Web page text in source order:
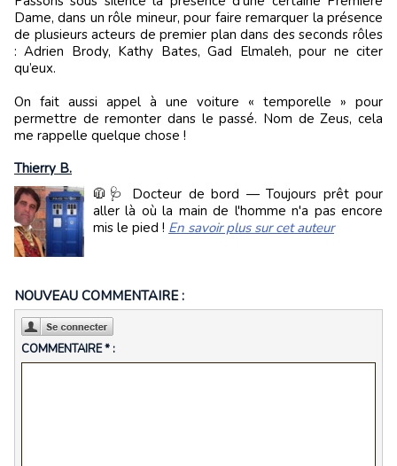
Dame, dans un rôle mineur, pour faire remarquer la présence
de plusieurs acteurs de premier plan dans des seconds rôles
: Adrien Brody, Kathy Bates, Gad Elmaleh, pour ne citer
qu’eux.
On fait aussi appel à une voiture « temporelle » pour
permettre de remonter dans le passé. Nom de Zeus, cela
me rappelle quelque chose !
Thierry B.
🧥🩺 Docteur de bord — Toujours prêt pour
aller là où la main de l'homme n'a pas encore
mis le pied ! En savoir plus sur cet auteur
NOUVEAU COMMENTAIRE :
COMMENTAIRE * :